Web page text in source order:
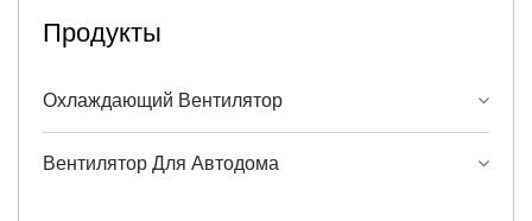
Продукты
Охлаждающий Вентилятор
Вентилятор Для Автодома